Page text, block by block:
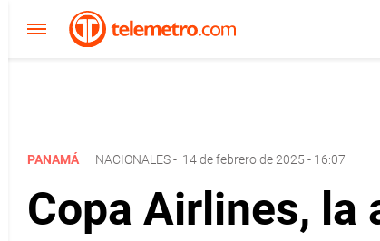
PANAMÁ NACIONALES- 14 de febrero de 2025 - 16:07
Copa Airlines, la